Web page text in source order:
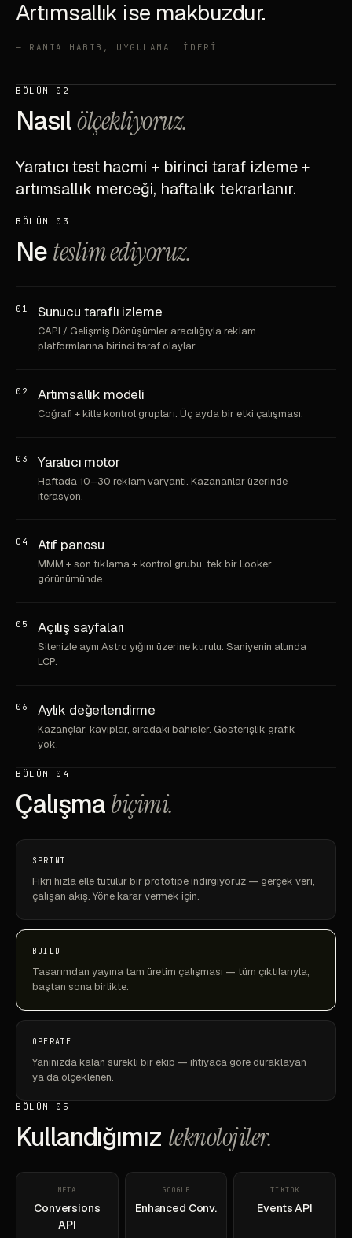
Artımsallık ise makbuzdur.
— RANIA HABIB, UYGULAMA LİDERİ
BÖLÜM 02
Nasılölçekliyoruz.
Yaratıcı test hacmi + birinci taraf izleme +
artımsallık merceği, haftalık tekrarlanır.
BÖLÜM 03
Neteslim ediyoruz.
01 Sunucu taraflı izleme
CAPI / Gelişmiş Dönüşümler aracılığıyla reklam
platformlarına birinci taraf olaylar.
02 Artımsallık modeli
Coğrafi + kitle kontrol grupları. Üç ayda bir etki çalışması.
03 Yaratıcı motor
Haftada 10–30 reklam varyantı. Kazananlar üzerinde
iterasyon.
04 Atıf panosu
MMM + son tıklama + kontrol grubu, tek bir Looker
görünümünde.
05 Açılış sayfaları
Sitenizle aynı Astro yığını üzerine kurulu. Saniyenin altında
LCP.
06 Aylık değerlendirme
Kazançlar, kayıplar, sıradaki bahisler. Gösterişlik grafik
yok.
BÖLÜM 04
Çalışmabiçimi.
SPRINT
Fikri hızla elle tutulur bir prototipe indirgiyoruz — gerçek veri,
çalışan akış. Yöne karar vermek için.
BUILD
Tasarımdan yayına tam üretim çalışması — tüm çıktılarıyla,
baştan sona birlikte.
OPERATE
Yanınızda kalan sürekli bir ekip — ihtiyaca göre duraklayan
ya da ölçeklenen.
BÖLÜM 05
Kullandığımız teknolojiler.
META
Conversions
API
GOOGLE
Enhanced Conv.
TIKTOK
Events API